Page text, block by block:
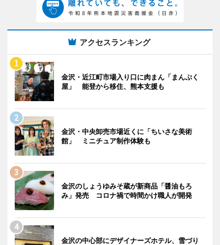
アクセスランキング
金沢・近江町市場入り口に肉まん「まんぷく
屋」 能登から移住、熊本支援も
金沢・中央卸売市場近くに「ちいさな美術
館」 ミニチュア制作体験も
金沢のしょうゆみそ蔵が新商品「醤油もろ
み」発売 コロナ禍で時間かけ職人が開発
金沢の中心部にデザイナーズホテル、雪づり